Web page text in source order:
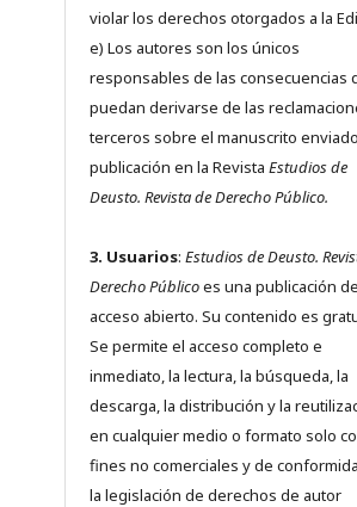
violar los derechos otorgados a la
e) Los autores son los únicos
responsables de las consecuencias
puedan derivarse de las
terceros sobre el manuscrito
publicación en la Revista Estudios de
Deusto. Revista de Derecho Público.
3. Usuarios: Estudios de Deusto.
Derecho Públicoes una publicación de
acceso abierto. Su contenido es
Se permite el acceso completo e
inmediato, la lectura, la búsqueda, la
descarga, la distribución y la
en cualquier medio o formato solo
fines no comerciales y de
la legislación de derechos de autor